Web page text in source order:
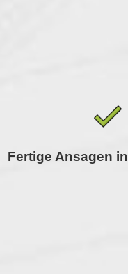
Fertige Ansagen